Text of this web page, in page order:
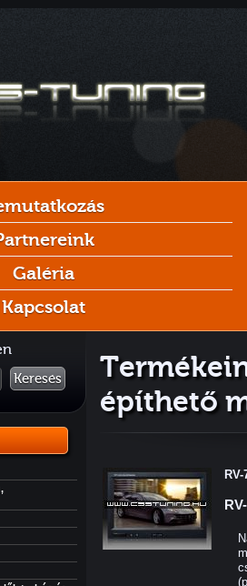
Galéria
Kapcsolat
Keresés
építhető